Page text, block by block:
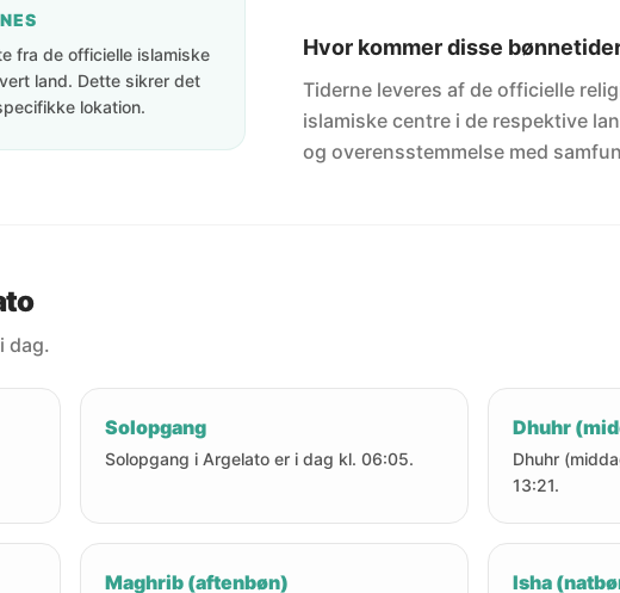
fra de officielle islamiske
land. Dette sikrer det
lokation.
Hvor kommer disse
Tiderne leveres af de officielle
islamiske centre i de respektive
og overensstemmelse med
dag.
Solopgang
Solopgang i Argelato er i dag kl. 06:05.
Dhuhr
Dhuhr
13:21.
Maghrib (aftenbøn) Isha